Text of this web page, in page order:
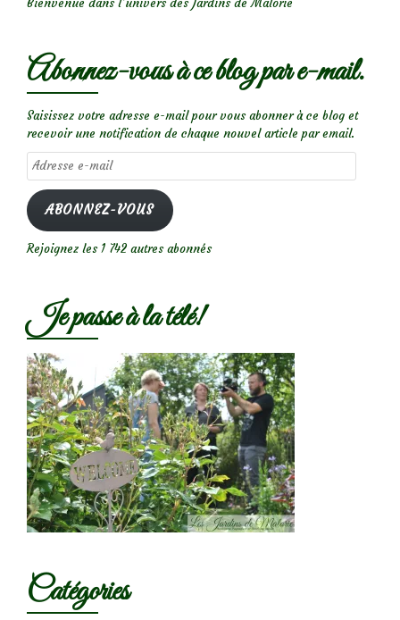
Bienvenue dans l’univers des Jardins de Malorie
Abonnez-vous à ce blog par e-mail.
Saisissez votre adresse e-mail pour vous abonner à ce blog et
recevoir une notification de chaque nouvel article par email.
Adresse
e-
mail
ABONNEZ-VOUS
Rejoignez les 1 742 autres abonnés
Je passe à la télé!
Catégories